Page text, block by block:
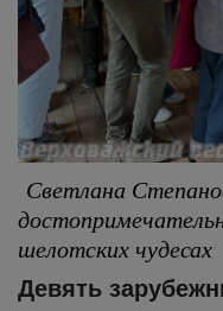
Светлана
шелотских чудесах
Девять